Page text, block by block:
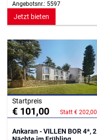
Angebotsnr.: 5597
Jetzt bieten
Startpreis
€ 101,00 Statt € 202,00
Ankaran - VILLEN BOR 4*, 2